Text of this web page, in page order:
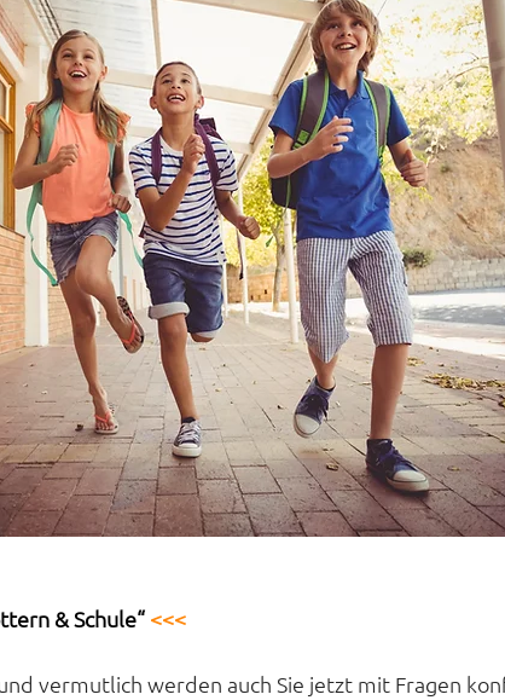
& Schule“ <<<
vermutlich werden auch Sie jetzt mit Fragen